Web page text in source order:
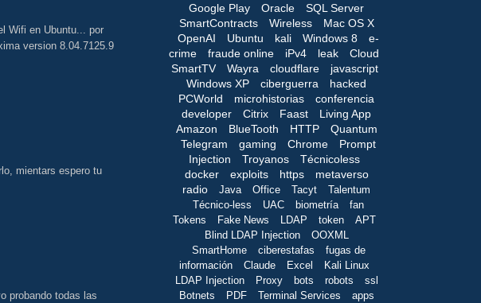
Wifi en Ubuntu... por
version 8.04.7125.9
mientars espero tu
probando todas las
Google Play
Oracle
SQL Server
SmartContracts
Wireless
Mac OS X
OpenAI
Ubuntu kali Windows 8
e-
crime
fraude online iPv4 leak
Cloud
SmartTV
Wayra cloudflare
javascript
Windows XP
ciberguerra
hacked
PCWorld
microhistorias
conferencia
developer
Citrix Faast
Living App
Amazon
BlueTooth HTTP
Quantum
Telegram
gaming Chrome
Prompt
Injection
Troyanos
Técnicoless
docker
exploits https
metaverso
radio
Java Office Tacyt
Talentum
Técnico-less
UAC biometría
fan
Tokens
Fake News LDAP token
APT
Blind LDAP Injection
OOXML
SmartHome
ciberestafas
fugas de
información
Claude Excel
Kali Linux
LDAP Injection
Proxy bots robots
ssl
Botnets
PDF Terminal Services
apps